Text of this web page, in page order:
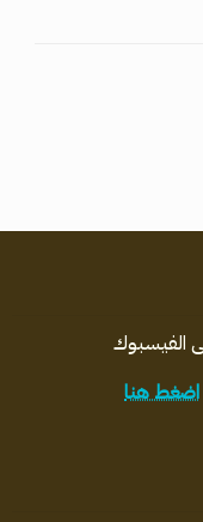
اضغط هنا